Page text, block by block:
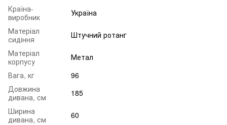
Країна-
виробник
Україна
Матеріал
сидіння
Штучний ротанг
Матеріал
корпусу
Метал
Вага, кг
96
Довжина
дивана, см
185
Ширина
дивана, см
60